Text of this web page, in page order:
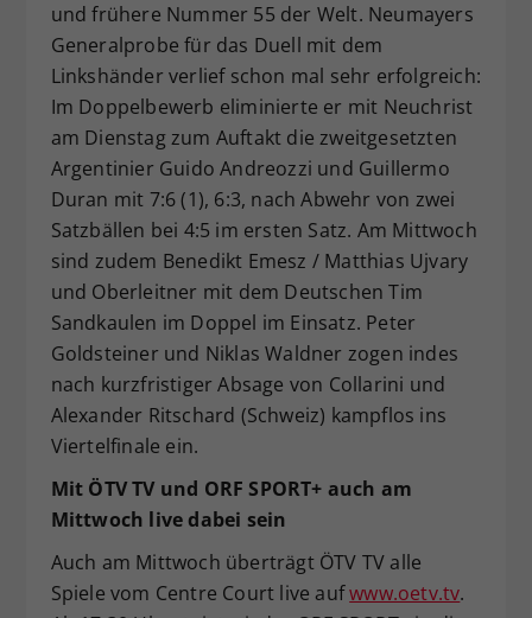
und frühere Nummer 55 der Welt. Neumayers
Generalprobe für das Duell mit dem
Linkshänder verlief schon mal sehr erfolgreich:
Im Doppelbewerb eliminierte er mit Neuchrist
am Dienstag zum Auftakt die zweitgesetzten
Argentinier Guido Andreozzi und Guillermo
Duran mit 7:6 (1), 6:3, nach Abwehr von zwei
Satzbällen bei 4:5 im ersten Satz. Am Mittwoch
sind zudem Benedikt Emesz / Matthias Ujvary
und Oberleitner mit dem Deutschen Tim
Sandkaulen im Doppel im Einsatz. Peter
Goldsteiner und Niklas Waldner zogen indes
nach kurzfristiger Absage von Collarini und
Alexander Ritschard (Schweiz) kampflos ins
Viertelfinale ein.
Mit ÖTV TV und ORF SPORT+ auch am
Mittwoch live dabei sein
Auch am Mittwoch überträgt ÖTV TV alle
Spiele vom Centre Court live aufwww.oetv.tv.